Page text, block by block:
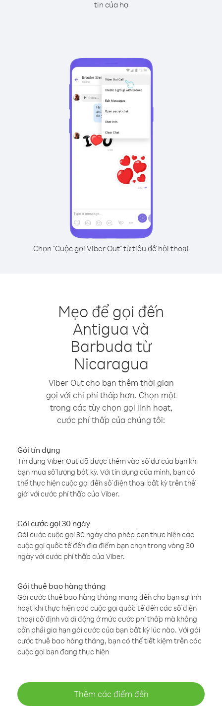
tin của họ
Chọn "Cuộc gọi Viber Out" từ tiêu đề hội thoại
Mẹo để gọi đến
Antigua và
Barbuda từ
Nicaragua
Viber Out cho bạn thêm thời gian
gọi với chi phí thấp hơn. Chọn một
trong các tùy chọn gọi linh hoạt,
cước phí thấp của chúng tôi:
Gói tín dụng
Tín dụng Viber Out đã được thêm vào số dư của bạn khi
bạn mua số lượng bất kỳ. Với tín dụng của mình, bạn có
thể thực hiện cuộc gọi đến số điện thoại bất kỳ trên thế
giới với cước phí thấp của Viber.
Gói cước gọi 30 ngày
Gói cước cuộc gọi 30 ngày cho phép bạn thực hiện các
cuộc gọi quốc tế đến địa điểm bạn chọn trong vòng 30
ngày với cước phí thấp của Viber.
Gói thuê bao hàng tháng
Gói cước thuê bao hàng tháng mang đến cho bạn sự linh
hoạt khi thực hiện các cuộc gọi quốc tế đến các số điện
thoại cố định và di động ở mức cước phí thấp mà không
cần phải gia hạn gói cước của bạn bất kỳ lúc nào. Với gói
cước thuê bao hàng tháng, bạn có thể tiết kiệm trên các
cuộc gọi bạn đang thực hiện
Thêm các điểm đến